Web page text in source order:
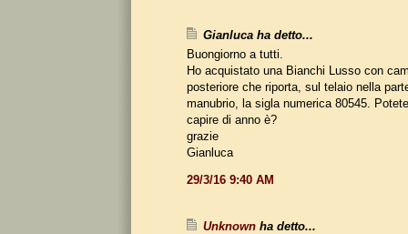
Gianluca ha detto...
Buongiorno a tutti.
Ho acquistato una Bianchi Lusso con
posteriore che riporta, sul telaio nella
manubrio, la sigla numerica 80545.
capire di anno è?
grazie
Gianluca
29/3/16 9:40 AM
Unknown ha detto...